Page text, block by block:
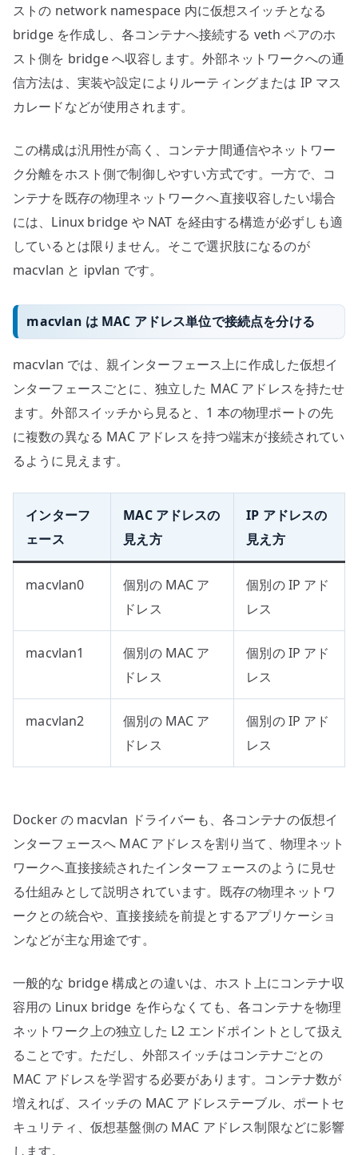
ストの network namespace 内に仮想スイッチとなる
bridge を作成し、各コンテナへ接続する veth ペアのホ
スト側を bridge へ収容します。外部ネットワークへの通
信方法は、実装や設定によりルーティングまたは IP マス
カレードなどが使用されます。
この構成は汎用性が高く、コンテナ間通信やネットワー
ク分離をホスト側で制御しやすい方式です。一方で、コ
ンテナを既存の物理ネットワークへ直接収容したい場合
には、Linux bridge や NAT を経由する構造が必ずしも適
しているとは限りません。そこで選択肢になるのが
macvlan と ipvlan です。
macvlan は MAC アドレス単位で接続点を分ける
macvlan では、親インターフェース上に作成した仮想イ
ンターフェースごとに、独立した MAC アドレスを持たせ
ます。外部スイッチから見ると、1 本の物理ポートの先
に複数の異なる MAC アドレスを持つ端末が接続されてい
るように見えます。
インターフ
ェース
MAC アドレスの
見え方
IP アドレスの
見え方
macvlan0
個別の MAC ア
ドレス
個別の IP アド
レス
macvlan1
個別の MAC ア
ドレス
個別の IP アド
レス
macvlan2
個別の MAC ア
ドレス
個別の IP アド
レス
Docker の macvlan ドライバーも、各コンテナの仮想イ
ンターフェースへ MAC アドレスを割り当て、物理ネット
ワークへ直接接続されたインターフェースのように見せ
る仕組みとして説明されています。既存の物理ネットワ
ークとの統合や、直接接続を前提とするアプリケーショ
ンなどが主な用途です。
一般的な bridge 構成との違いは、ホスト上にコンテナ収
容用の Linux bridge を作らなくても、各コンテナを物理
ネットワーク上の独立した L2 エンドポイントとして扱え
ることです。ただし、外部スイッチはコンテナごとの
MAC アドレスを学習する必要があります。コンテナ数が
増えれば、スイッチの MAC アドレステーブル、ポートセ
キュリティ、仮想基盤側の MAC アドレス制限などに影響
します。